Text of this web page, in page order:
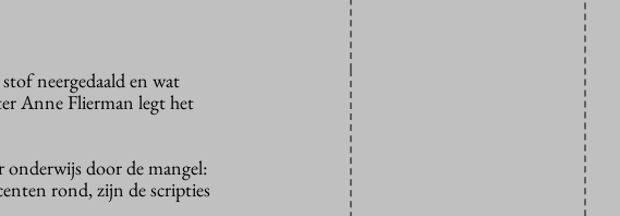
neergedaald en wat
Anne Flierman legt het
onderwijs door de mangel:
rond, zijn de scripties